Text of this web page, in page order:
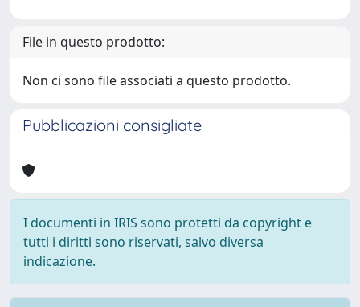
File in questo prodotto:
Non ci sono file associati a questo prodotto.
Pubblicazioni consigliate
I documenti in IRIS sono protetti da copyright e
tutti i diritti sono riservati, salvo diversa
indicazione.